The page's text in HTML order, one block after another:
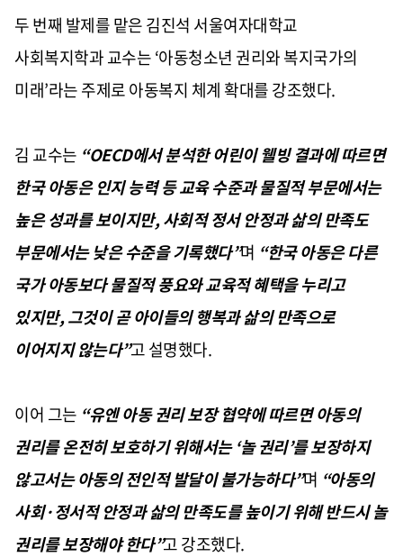
두 번째 발제를 맡은 김진석 서울여자대학교
사회복지학과 교수는 ‘아동청소년 권리와 복지국가의
미래’라는 주제로 아동복지 체계 확대를 강조했다.
김 교수는 “OECD에서 분석한 어린이 웰빙 결과에 따르면
한국 아동은 인지 능력 등 교육 수준과 물질적 부문에서는
높은 성과를 보이지만,사회적 정서 안정과 삶의 만족도
부문에서는 낮은 수준을 기록했다”며 “한국 아동은 다른
국가 아동보다 물질적 풍요와 교육적 혜택을 누리고
있지만,그것이 곧 아이들의 행복과 삶의 만족으로
이어지지 않는다”고 설명했다.
이어 그는 “유엔 아동 권리 보장 협약에 따르면 아동의
권리를 온전히 보호하기 위해서는‘놀 권리’를 보장하지
않고서는 아동의 전인적 발달이 불가능하다”며 “아동의
사회·정서적 안정과 삶의 만족도를 높이기 위해 반드시 놀
권리를 보장해야 한다”고 강조했다.